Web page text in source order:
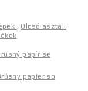
, Olcsó asztali
papír se
papier so